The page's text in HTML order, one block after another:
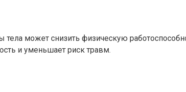
может снизить физическую
и уменьшает риск травм.